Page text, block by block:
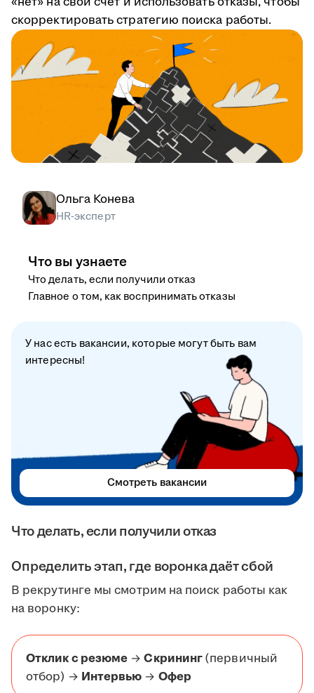
скорректировать стратегию поиска работы.
Что делать, если получили отказ
Определить этап, где воронка даёт сбой
В рекрутинге мы смотрим на поиск работы как
на воронку:
Отклик с резюме →Скрининг(первичный
отбор) → Интервью → Офер
Ольга Конева
HR-эксперт
Что вы узнаете
Что делать, если получили отказ
Главное о том, как воспринимать отказы
У нас есть вакансии, которые могут быть вам
интересны!
Смотреть вакансии